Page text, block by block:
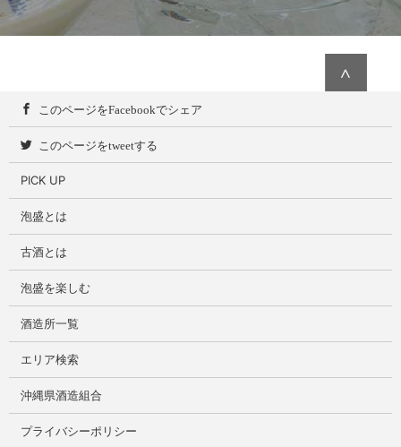
∧
このページをFacebookでシェア
このページをtweetする
PICK UP
泡盛とは
古酒とは
泡盛を楽しむ
酒造所一覧
エリア検索
沖縄県酒造組合
プライバシーポリシー